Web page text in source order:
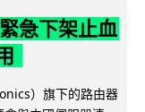
急下架止血
）旗下的路由器